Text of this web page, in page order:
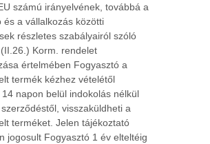
számú irányelvének, továbbá a
és a vállalkozás közötti
részletes szabályairól szóló
Korm. rendelet
értelmében Fogyasztó a
termék kézhez vételétől
napon belül indokolás nélkül
visszaküldheti a
terméket. Jelen tájékoztató
jogosult Fogyasztó 1 év elteltéig